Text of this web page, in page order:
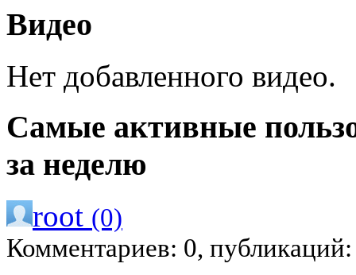
Видео
Нет добавленного видео.
Самые активные
за неделю
root (0)
Комментариев: 0,